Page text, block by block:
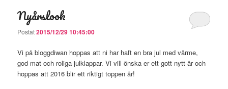
Nyårslook
Postat2015/12/29 10:45:00
Vi på bloggdiwan hoppas att ni har haft en bra jul med värme,
god mat och roliga julklappar. Vi vill önska er ett gott nytt år och
hoppas att 2016 blir ett riktigt toppen år!